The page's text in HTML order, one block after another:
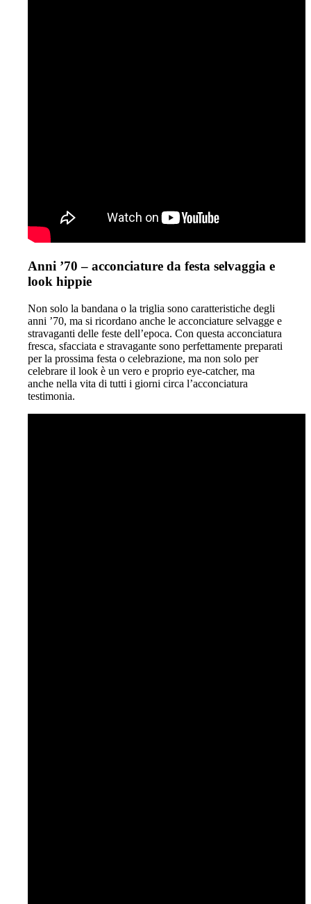
Anni ’70 – acconciature da festa selvaggia e
look hippie
Non solo la bandana o la triglia sono caratteristiche degli
anni ’70, ma si ricordano anche le acconciature selvagge e
stravaganti delle feste dell’epoca. Con questa acconciatura
fresca, sfacciata e stravagante sono perfettamente preparati
per la prossima festa o celebrazione, ma non solo per
celebrare il look è un vero e proprio eye-catcher, ma
anche nella vita di tutti i giorni circa l’acconciatura
testimonia.